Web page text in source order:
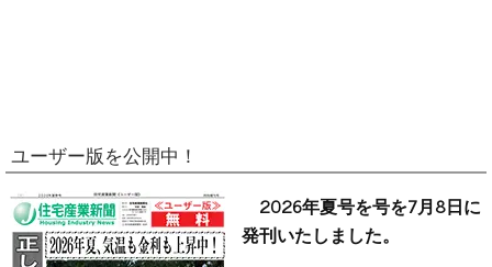
ユーザー版を公開中！
2026年夏号を号を7月8日に
発刊いたしました。